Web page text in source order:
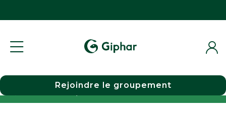
Choisir une pharmacie
Rejoindre le groupement